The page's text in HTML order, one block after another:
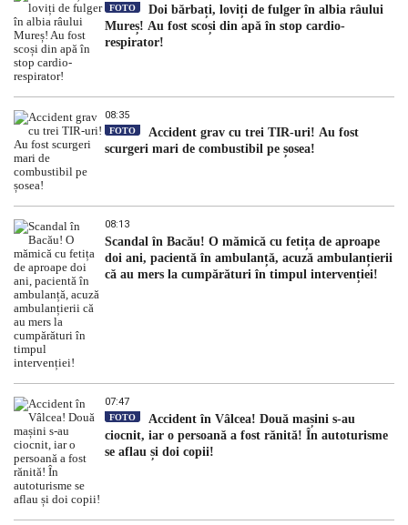
FOTO
Doi bărbați, loviți de fulger în albia râului
Mureș! Au fost scoși din apă în stop cardio-
respirator!
08:35
FOTO
Accident grav cu trei TIR-uri! Au fost
scurgeri mari de combustibil pe șosea!
08:13
Scandal în Bacău! O mămică cu fetița de aproape
doi ani, pacientă în ambulanță, acuză ambulanțierii
că au mers la cumpărături în timpul intervenției!
07:47
FOTO
Accident în Vâlcea! Două mașini s-au
ciocnit, iar o persoană a fost rănită! În autoturisme
se aflau și doi copii!